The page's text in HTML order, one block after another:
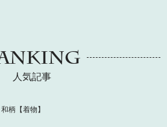
人気記事
柄【着物】